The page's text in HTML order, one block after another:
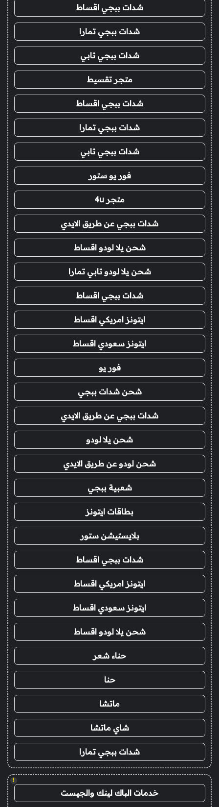
شدات ببجي اقساط
شدات ببجي تمارا
شدات ببجي تابي
متجر تقسيط
شدات ببجي اقساط
شدات ببجي تمارا
شدات ببجي تابي
فور يو ستور
متجر 4u
شدات ببجي عن طريق الايدي
شحن يلا لودو اقساط
شحن يلا لودو تابي تمارا
شدات ببجي اقساط
ايتونز امريكي اقساط
ايتونز سعودي اقساط
فور يو
شحن شدات ببجي
شدات ببجي عن طريق الايدي
شحن يلا لودو
شحن لودو عن طريق الايدي
شعبية ببجي
بطاقات ايتونز
بلايستيشن ستور
شدات ببجي اقساط
ايتونز امريكي اقساط
ايتونز سعودي اقساط
شحن يلا لودو اقساط
حناء شعر
حنا
ماتشا
شاي ماتشا
شدات ببجي تمارا
!
خدمات الباك لينك والجيست